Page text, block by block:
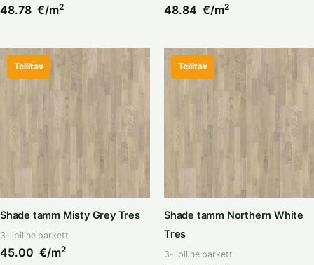
48.78 €/m2 48.84 €/m2
Tellitav
Shade tamm Misty Grey Tres
3-lipiline parkett
45.00 €/m2
Tellitav
Shade tamm Northern White
Tres
3-lipiline parkett